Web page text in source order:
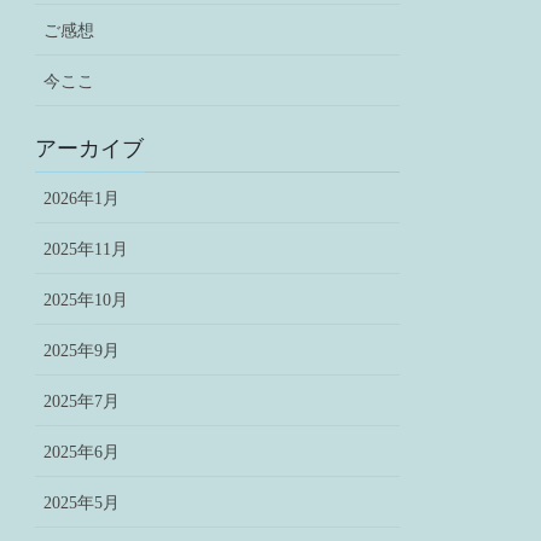
ご感想
今ここ
アーカイブ
2026年1月
2025年11月
2025年10月
2025年9月
2025年7月
2025年6月
2025年5月